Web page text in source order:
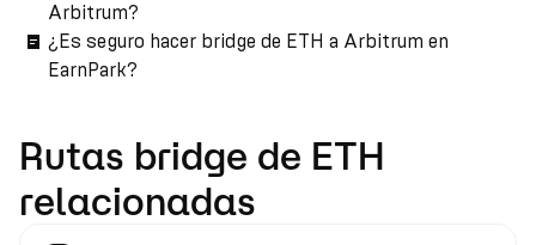
Arbitrum?
¿Es seguro hacer bridge de ETH a Arbitrum en
EarnPark?
Rutas bridge de ETH
relacionadas